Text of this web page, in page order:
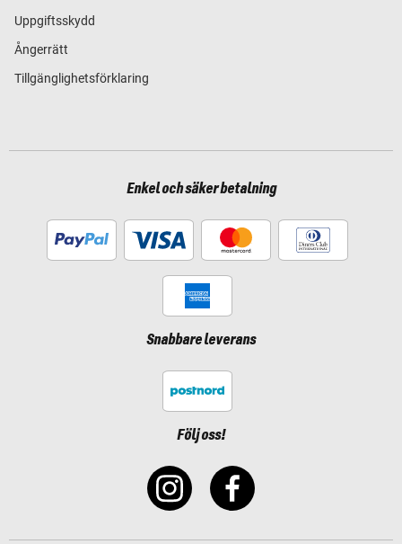
Uppgiftsskydd
Ångerrätt
Tillgänglighetsförklaring
Enkel och säker betalning
Snabbare leverans
Följ oss!